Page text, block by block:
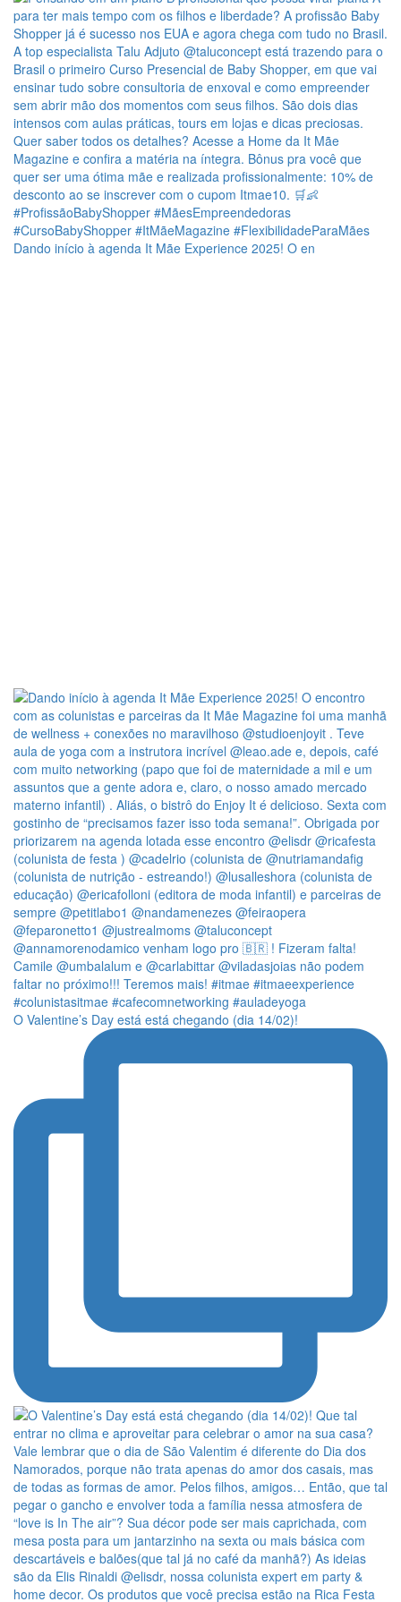
Dando início à agenda It Mãe Experience 2025! O en
O Valentine’s Day está está chegando (dia 14/02)!